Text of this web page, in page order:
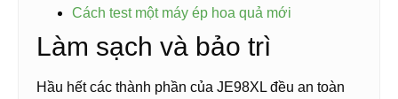
Cách test một máy ép hoa quả mới
Làm sạch và bảo trì
Hầu hết các thành phần của JE98XL đều an toàn